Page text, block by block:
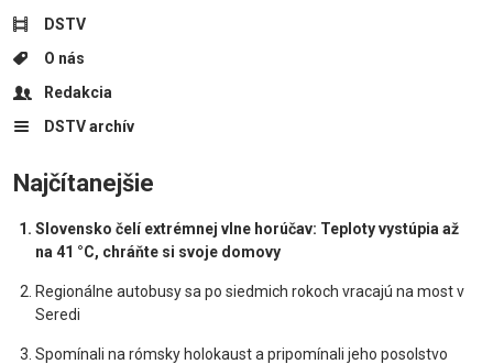
DSTV
O nás
Redakcia
DSTV archív
Najčítanejšie
Slovensko čelí extrémnej vlne horúčav: Teploty vystúpia až
na 41 °C, chráňte si svoje domovy
Regionálne autobusy sa po siedmich rokoch vracajú na most v
Seredi
Spomínali na rómsky holokaust a pripomínali jeho posolstvo